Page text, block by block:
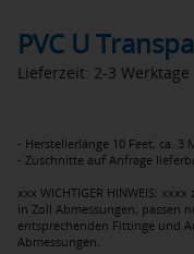
PVC U
Lieferzeit: 2-3 Werktage
- Herstellerlänge 10 Feet, ca. 3
- Zuschnitte auf Anfrage
xxx WICHTIGER HINWEIS:
in Zoll Abmessungen, passen
entsprechenden Fittinge und
Abmessungen.